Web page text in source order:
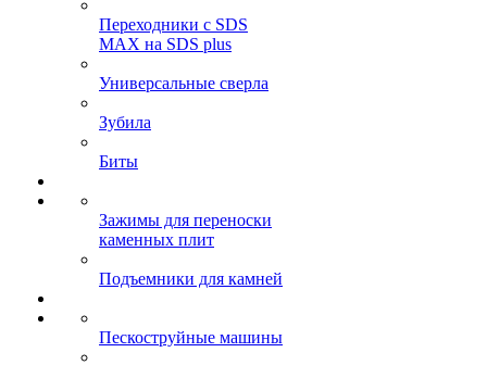
Переходники с SDS
MAX на SDS plus
Универсальные сверла
Зубила
Биты
Зажимы для переноски
каменных плит
Подъемники для камней
Пескоструйные машины